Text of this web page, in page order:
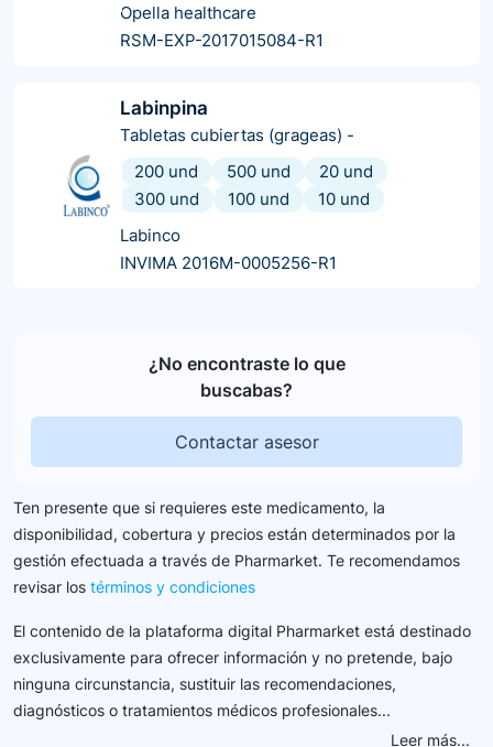
Opella healthcare
RSM-EXP-2017015084-R1
Labinpina
Tabletas cubiertas (grageas) -
200 und
500 und
20 und
300 und
100 und
10 und
Labinco
INVIMA 2016M-0005256-R1
¿No encontraste lo que
buscabas?
Contactar asesor
Ten presente que si requieres este medicamento, la
disponibilidad, cobertura y precios están determinados por la
gestión efectuada a través de Pharmarket. Te recomendamos
revisar los términos y condiciones
El contenido de la plataforma digital Pharmarket está destinado
exclusivamente para ofrecer información y no pretende, bajo
ninguna circunstancia, sustituir las recomendaciones,
diagnósticos o tratamientos médicos profesionales...
Leer más...